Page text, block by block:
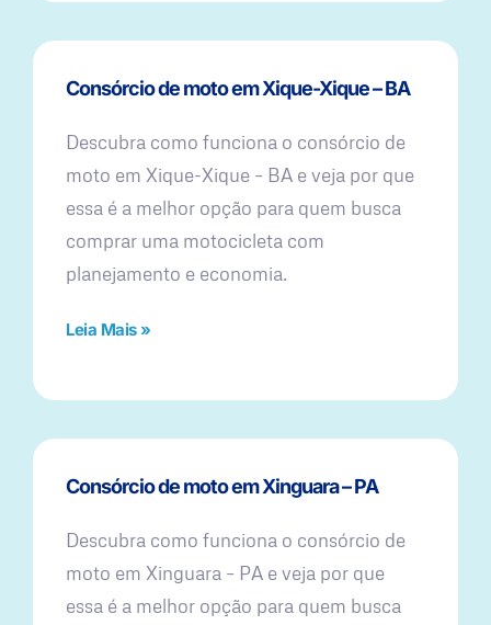
Consórcio de moto em Xique-Xique – BA
Descubra como funciona o consórcio de
moto em Xique-Xique – BA e veja por que
essa é a melhor opção para quem busca
comprar uma motocicleta com
planejamento e economia.
Leia Mais »
Consórcio de moto em Xinguara – PA
Descubra como funciona o consórcio de
moto em Xinguara – PA e veja por que
essa é a melhor opção para quem busca